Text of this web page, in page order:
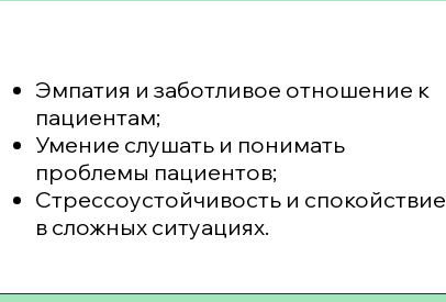
Эмпатия и заботливое отношение к
пациентам;
Умение слушать и понимать
проблемы пациентов;
Стрессоустойчивость и спокойствие
в сложных ситуациях.